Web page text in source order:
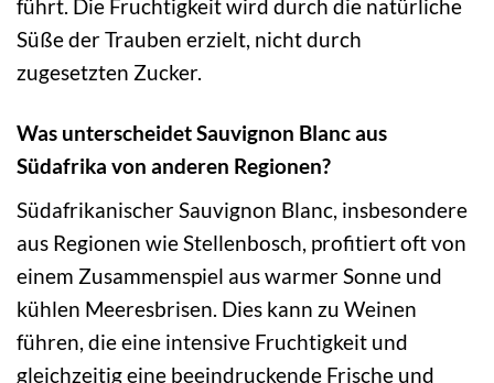
führt. Die Fruchtigkeit wird durch die natürliche
Süße der Trauben erzielt, nicht durch
zugesetzten Zucker.
Was unterscheidet Sauvignon Blanc aus
Südafrika von anderen Regionen?
Südafrikanischer Sauvignon Blanc, insbesondere
aus Regionen wie Stellenbosch, profitiert oft von
einem Zusammenspiel aus warmer Sonne und
kühlen Meeresbrisen. Dies kann zu Weinen
führen, die eine intensive Fruchtigkeit und
gleichzeitig eine beeindruckende Frische und